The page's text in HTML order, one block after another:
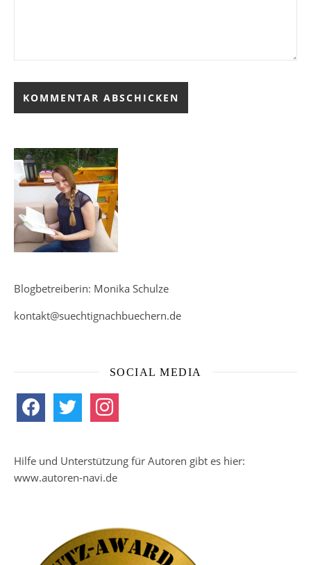
Blogbetreiberin: Monika Schulze
kontakt@suechtignachbuechern.de
SOCIAL MEDIA
facebook twitter instagram
Hilfe und Unterstützung für Autoren gibt es hier:
www.autoren-navi.de